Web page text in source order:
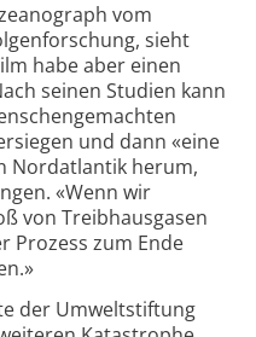
vom
sieht
habe aber einen
seinen Studien kann
und dann «eine
Nordatlantik herum,
«Wenn wir
von Treibhausgasen
Prozess zum Ende
der Umweltstiftung